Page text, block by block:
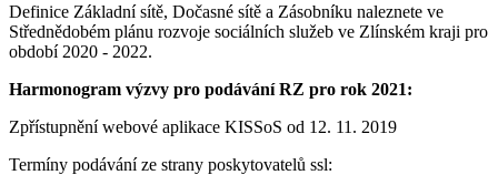
Definice Základní sítě, Dočasné sítě a Zásobníku naleznete ve
Střednědobém plánu rozvoje sociálních služeb ve Zlínském kraji pro
období 2020 - 2022.
Harmonogram výzvy pro podávání RZ pro rok 2021:
Zpřístupnění webové aplikace KISSoS od 12. 11. 2019
Termíny podávání ze strany poskytovatelů ssl: